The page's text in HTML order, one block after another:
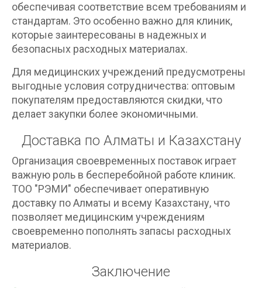
обеспечивая соответствие всем требованиям и
стандартам. Это особенно важно для клиник,
которые заинтересованы в надежных и
безопасных расходных материалах.
Для медицинских учреждений предусмотрены
выгодные условия сотрудничества: оптовым
покупателям предоставляются скидки, что
делает закупки более экономичными.
Доставка по Алматы и Казахстану
Организация своевременных поставок играет
важную роль в бесперебойной работе клиник.
ТОО "РЭМИ" обеспечивает оперативную
доставку по Алматы и всему Казахстану, что
позволяет медицинским учреждениям
своевременно пополнять запасы расходных
материалов.
Заключение